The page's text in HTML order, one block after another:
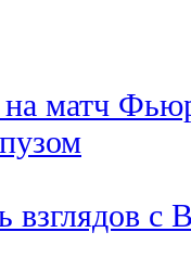
на матч
взглядов с